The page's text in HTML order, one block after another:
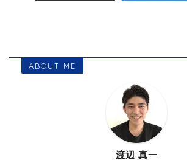
ABOUT ME
渡辺 真一